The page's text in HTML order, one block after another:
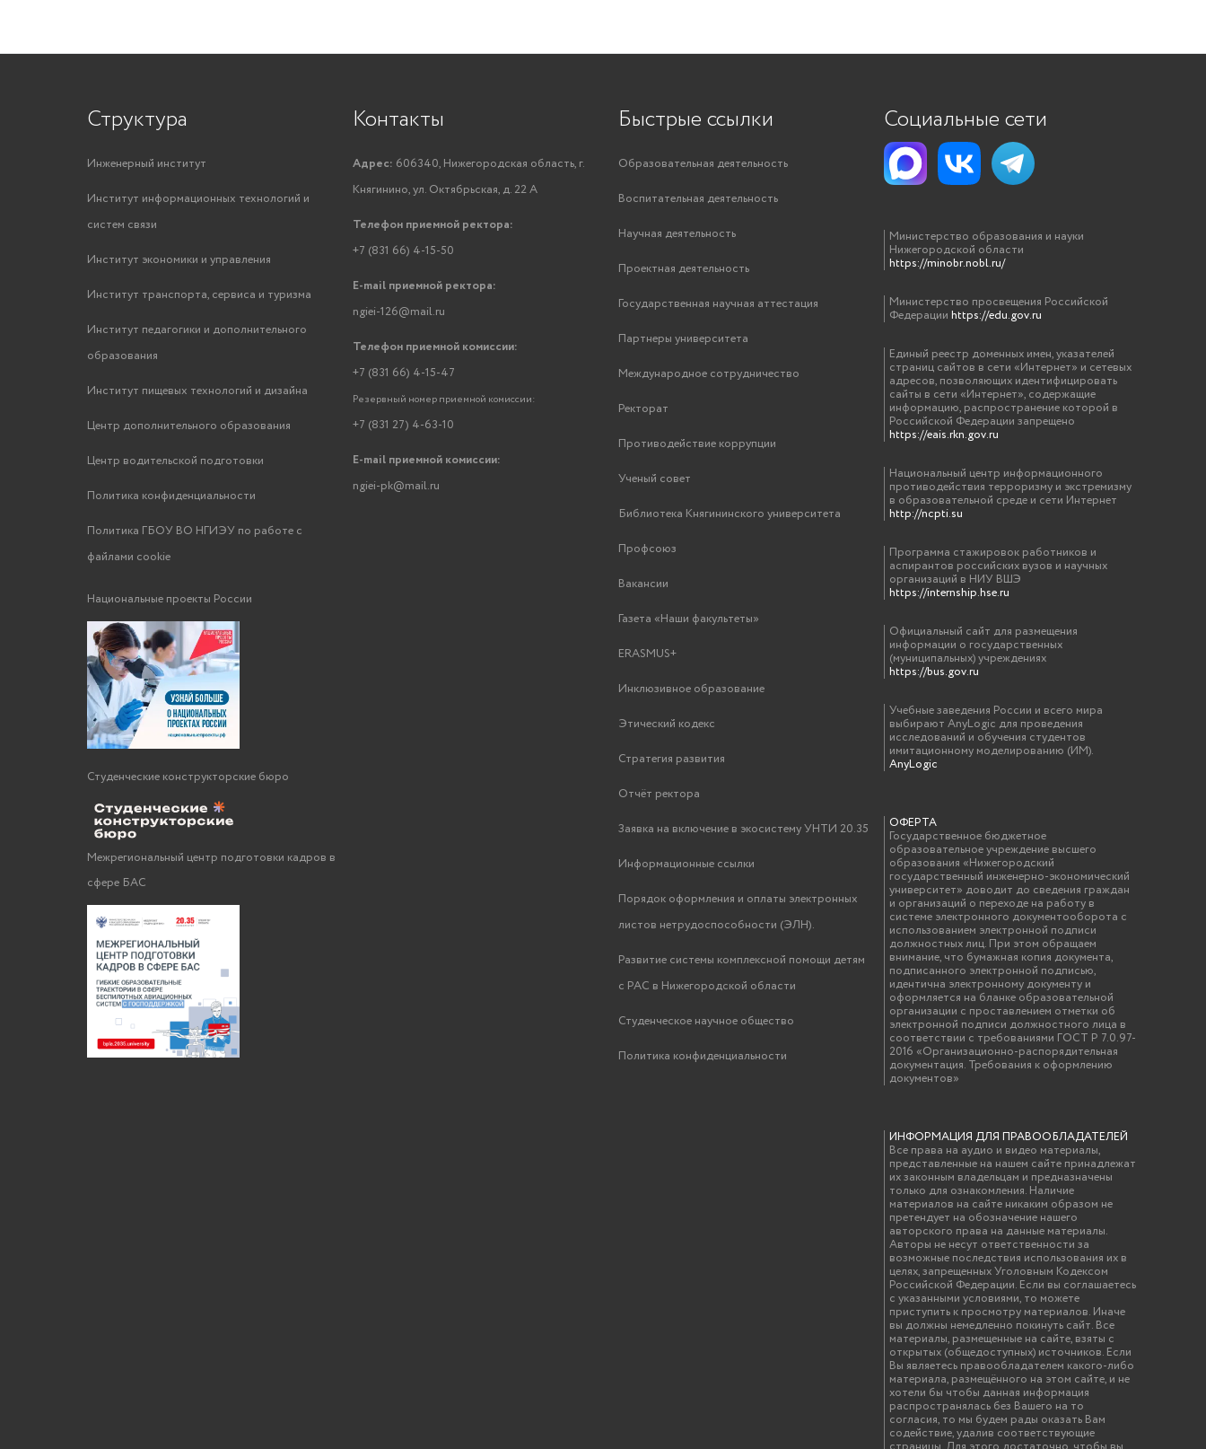
Структура
Инженерный институт
Институт информационных технологий и
систем связи
Институт экономики и управления
Институт транспорта, сервиса и туризма
Институт педагогики и дополнительного
образования
Институт пищевых технологий и дизайна
Центр дополнительного образования
Центр водительской подготовки
Политика конфиденциальности
Политика ГБОУ ВО НГИЭУ по работе с
файлами cookie
Национальные проекты России
Студенческие конструкторские бюро
Межрегиональный центр подготовки кадров в
сфере БАС
Контакты
Адрес: 606340, Нижегородская область, г.
Княгинино, ул. Октябрьская, д. 22 А
Телефон приемной ректора:
+7 (831 66) 4-15-50
E-mail приемной ректора:
ngiei-126@mail.ru
Телефон приемной комиссии:
+7 (831 66) 4-15-47
Резервный номер приемной комиссии:
+7 (831 27) 4-63-10
E-mail приемной комиссии:
ngiei-pk@mail.ru
Быстрые ссылки
Образовательная деятельность
Воспитательная деятельность
Научная деятельность
Проектная деятельность
Государственная научная аттестация
Партнеры университета
Международное сотрудничество
Ректорат
Противодействие коррупции
Ученый совет
Библиотека Княгининского университета
Профсоюз
Вакансии
Газета «Наши факультеты»
ERASMUS+
Инклюзивное образование
Этический кодекс
Стратегия развития
Отчёт ректора
Заявка на включение в экосистему УНТИ 20.35
Информационные ссылки
Порядок оформления и оплаты электронных
листов нетрудоспособности (ЭЛН).
Развитие системы комплексной помощи детям
с РАС в Нижегородской области
Студенческое научное общество
Политика конфиденциальности
Социальные сети
Министерство образования и науки
Нижегородской области
https://minobr.nobl.ru/
Министерство просвещения Российской
Федерации https://edu.gov.ru
Единый реестр доменных имен, указателей
страниц сайтов в сети «Интернет» и сетевых
адресов, позволяющих идентифицировать
сайты в сети «Интернет», содержащие
информацию, распространение которой в
Российской Федерации запрещено
https://eais.rkn.gov.ru
Национальный центр информационного
противодействия терроризму и экстремизму
в образовательной среде и сети Интернет
http://ncpti.su
Программа стажировок работников и
аспирантов российских вузов и научных
организаций в НИУ ВШЭ
https://internship.hse.ru
Официальный сайт для размещения
информации о государственных
(муниципальных) учреждениях
https://bus.gov.ru
Учебные заведения России и всего мира
выбирают AnyLogic для проведения
исследований и обучения студентов
имитационному моделированию (ИМ).
AnyLogic
ОФЕРТА
Государственное бюджетное
образовательное учреждение высшего
образования «Нижегородский
государственный инженерно-экономический
университет» доводит до сведения граждан
и организаций о переходе на работу в
системе электронного документооборота с
использованием электронной подписи
должностных лиц. При этом обращаем
внимание, что бумажная копия документа,
подписанного электронной подписью,
идентична электронному документу и
оформляется на бланке образовательной
организации с проставлением отметки об
электронной подписи должностного лица в
соответствии с требованиями ГОСТ Р 7.0.97-
2016 «Организационно-распорядительная
документация. Требования к оформлению
документов»
ИНФОРМАЦИЯ ДЛЯ ПРАВООБЛАДАТЕЛЕЙ
Все права на аудио и видео материалы,
представленные на нашем сайте принадлежат
их законным владельцам и предназначены
только для ознакомления. Наличие
материалов на сайте никаким образом не
претендует на обозначение нашего
авторского права на данные материалы.
Авторы не несут ответственности за
возможные последствия использования их в
целях, запрещенных Уголовным Кодексом
Российской Федерации. Если вы соглашаетесь
с указанными условиями, то можете
приступить к просмотру материалов. Иначе
вы должны немедленно покинуть сайт. Все
материалы, размещенные на сайте, взяты с
открытых (общедоступных) источников. Если
Вы являетесь правообладателем какого-либо
материала, размещённого на этом сайте, и не
хотели бы чтобы данная информация
распространялась без Вашего на то
согласия, то мы будем рады оказать Вам
содействие, удалив соответствующие